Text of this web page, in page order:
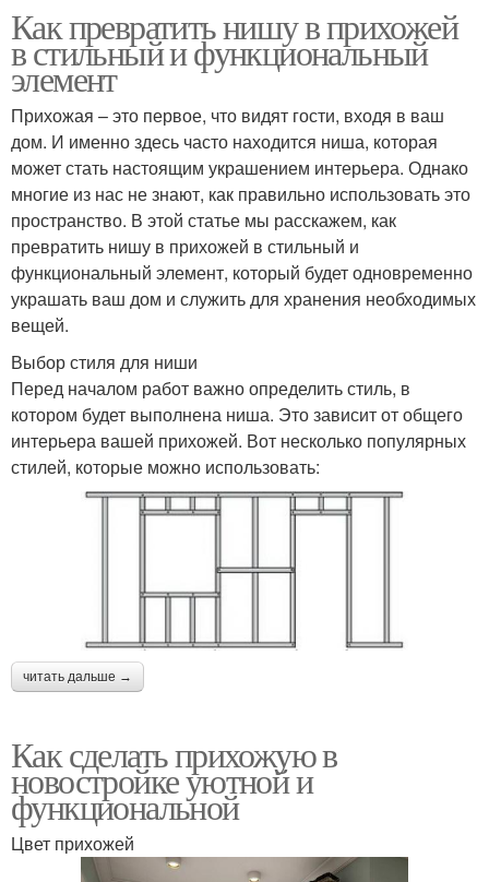
Как превратить нишу в прихожей
в стильный и функциональный
элемент
Прихожая – это первое, что видят гости, входя в ваш
дом. И именно здесь часто находится ниша, которая
может стать настоящим украшением интерьера. Однако
многие из нас не знают, как правильно использовать это
пространство. В этой статье мы расскажем, как
превратить нишу в прихожей в стильный и
функциональный элемент, который будет одновременно
украшать ваш дом и служить для хранения необходимых
вещей.
Выбор стиля для ниши
Перед началом работ важно определить стиль, в
котором будет выполнена ниша. Это зависит от общего
интерьера вашей прихожей. Вот несколько популярных
стилей, которые можно использовать:
читать дальше →
Как сделать прихожую в
новостройке уютной и
функциональной
Цвет прихожей